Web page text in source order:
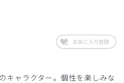
キャラクター。個性を楽しみな